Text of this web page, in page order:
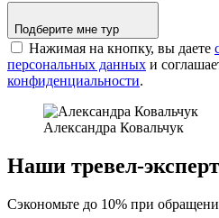
Подберите мне тур
Нажимая на кнопку, вы даете
персональных данных и
конфиденциальности.
Александра Ковальчук
Наши тревел-
Сэкономьте до 10% при